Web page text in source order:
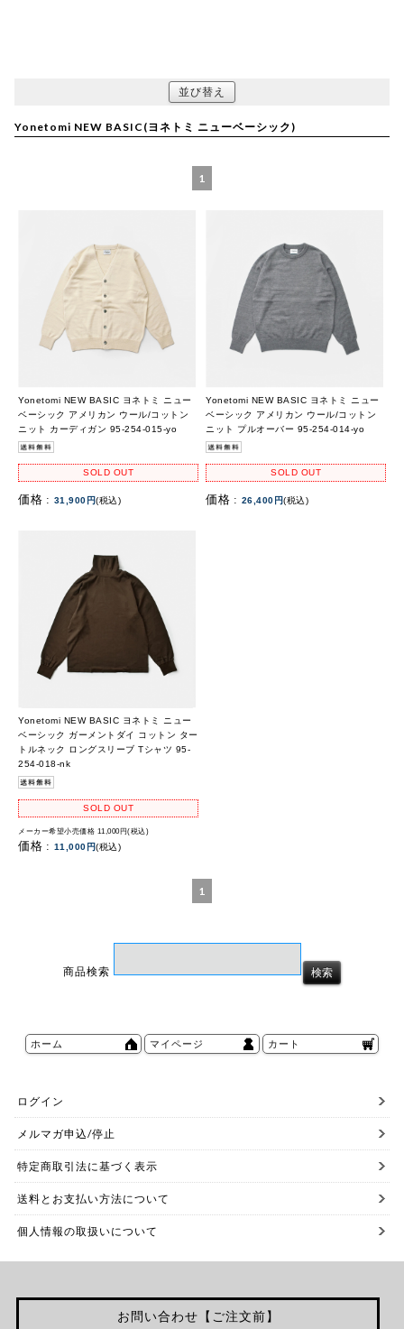
並び替え
Yonetomi NEW BASIC(ヨネトミ ニューベーシック)
1
Yonetomi NEW BASIC ヨネトミ ニュー
ベーシック アメリカン ウール/コットン
ニット カーディガン 95-254-015-yo
SOLD OUT
価格 : 31,900円(税込)
Yonetomi NEW BASIC ヨネトミ ニュー
ベーシック アメリカン ウール/コットン
ニット プルオーバー 95-254-014-yo
SOLD OUT
価格 : 26,400円(税込)
Yonetomi NEW BASIC ヨネトミ ニュー
ベーシック ガーメントダイ コットン ター
トルネック ロングスリーブ Tシャツ 95-
254-018-nk
SOLD OUT
メーカー希望小売価格 11,000円(税込)
価格 : 11,000円(税込)
1
商品検索
ホーム マイページ カート
ログイン
メルマガ申込/停止
特定商取引法に基づく表示
送料とお支払い方法について
個人情報の取扱いについて
お問い合わせ【ご注文前】